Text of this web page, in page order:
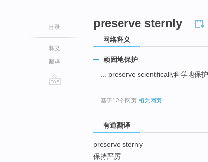
目录
释义
翻译
preserve sternly
网络释义
顽固地保护
... preserve scientifically科学地保护
基于12个网页-相关网页
有道翻译
preserve sternly
保持严厉